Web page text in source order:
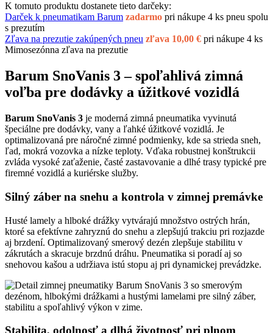
K tomuto produktu dostanete tieto darčeky:
Darček k pneumatikam Barum zadarmo pri nákupe 4 ks pneu spolu
s prezutím
Zľava na prezutie zakúpených pneu zľava 10,00 € pri nákupe 4 ks
Mimosezónna zľava na prezutie
Barum SnoVanis 3 – spoľahlivá zimná
voľba pre dodávky a úžitkové vozidlá
Barum SnoVanis 3 je moderná zimná pneumatika vyvinutá
špeciálne pre dodávky, vany a ľahké úžitkové vozidlá. Je
optimalizovaná pre náročné zimné podmienky, kde sa strieda sneh,
ľad, mokrá vozovka a nízke teploty. Vďaka robustnej konštrukcii
zvláda vysoké zaťaženie, časté zastavovanie a dlhé trasy typické pre
firemné vozidlá a kuriérske služby.
Silný záber na snehu a kontrola v zimnej premávke
Husté lamely a hlboké drážky vytvárajú množstvo ostrých hrán,
ktoré sa efektívne zahryznú do snehu a zlepšujú trakciu pri rozjazde
aj brzdení. Optimalizovaný smerový dezén zlepšuje stabilitu v
zákrutách a skracuje brzdnú dráhu. Pneumatika si poradí aj so
snehovou kašou a udržiava istú stopu aj pri dynamickej prevádzke.
Stabilita, odolnosť a dlhá životnosť pri plnom